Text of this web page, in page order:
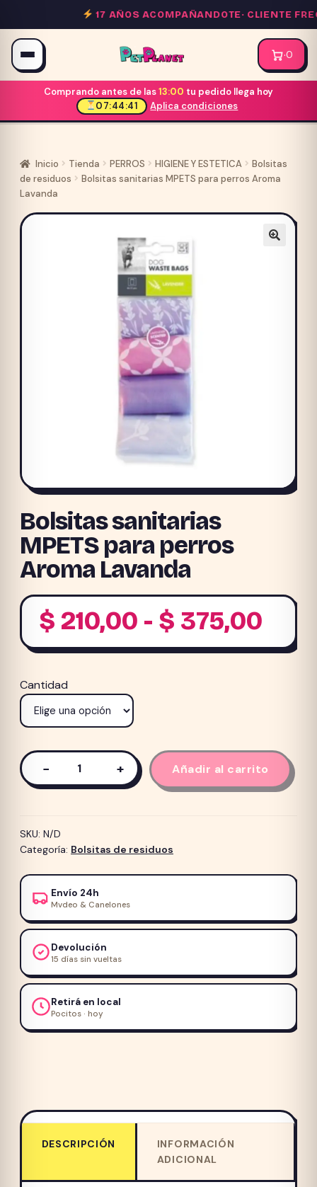
al
contenido
17 AÑOS ACOMPAÑANDOTE·CLIENTE
·0
Comprando antes de las13:00 tu pedido llega hoy
07:44:41
Aplica condiciones
Inicio Tienda PERROS HIGIENE Y ESTETICA
Bolsitas
de residuos
Bolsitas sanitarias MPETS para perros Aroma
Lavanda
Bolsitas sanitarias
MPETS para perros
Aroma Lavanda
$ 210,00 - $ 375,00
de
$
Cantidad
Bolsitas
sanitarias
para
perros
Lavanda
cantidad
− + Añadir al carrito
SKU: N/D
Categoría: Bolsitas de residuos
Envío 24h
Mvdeo & Canelones
Devolución
15 días sin vueltas
Retirá en local
Pocitos · hoy
DESCRIPCIÓN
INFORMACIÓN
ADICIONAL